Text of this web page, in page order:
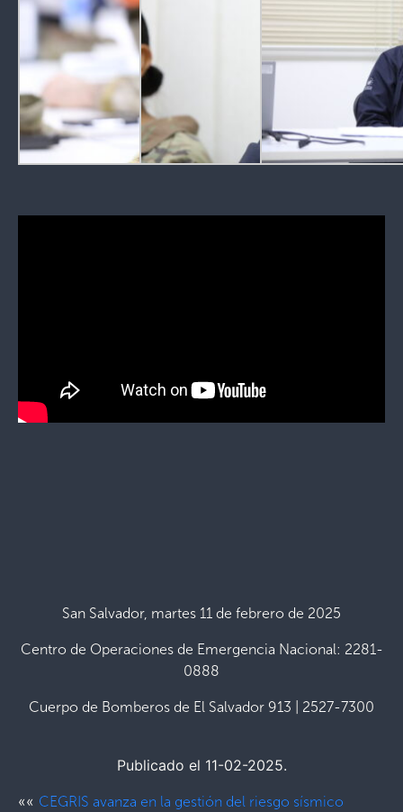
San Salvador, martes 11 de febrero de 2025
Centro de Operaciones de Emergencia Nacional: 2281-
0888
Cuerpo de Bomberos de El Salvador 913 | 2527-7300
Publicado el 11-02-2025.
«« CEGRIS avanza en la gestión del riesgo sísmico